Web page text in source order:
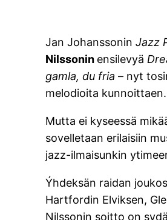
Jan JohanssoninJazz
Nilssonin ensilevyä
gamla, du fria– nyt
melodioita kunnoittaen.
Mutta ei kyseessä
sovelletaan erilaisiin
jazz-ilmaisunkin
Ýhdeksän raidan
Hartfordin Elviksen,
Nilssonin soitto on